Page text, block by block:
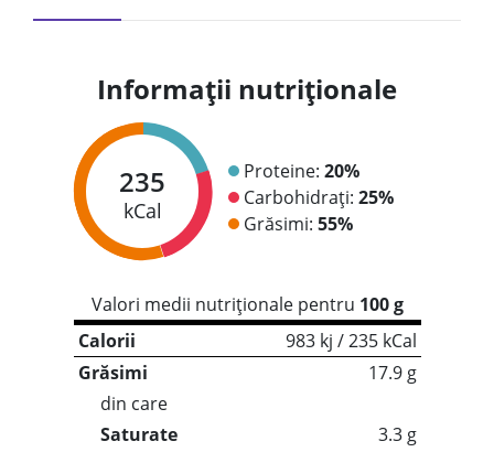
Informații nutriționale
235
kCal
Proteine: 20%
Carbohidrați: 25%
Grăsimi: 55%
Valori medii nutriționale pentru 100 g
Calorii
983 kj / 235 kCal
Grăsimi
17.9 g
din care
Saturate
3.3 g